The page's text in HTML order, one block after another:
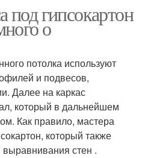
под гипсокартон
о
потолка используют
и подвесов,
Далее на каркас
который в дальнейшем
Как правило, мастера
который также
стен .